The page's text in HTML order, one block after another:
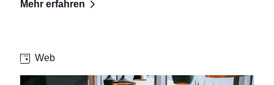
Mehr erfahren
Web